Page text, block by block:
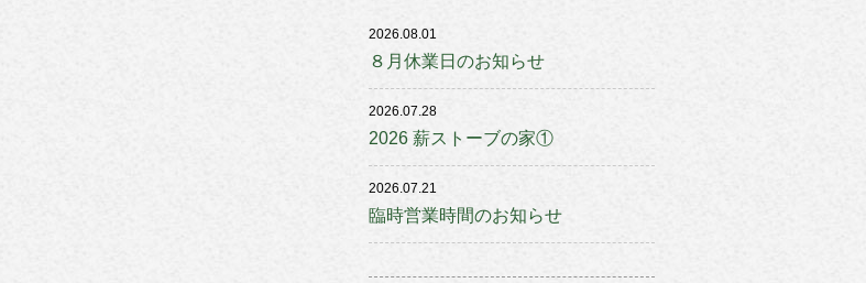
2026.08.01
８月休業日のお知らせ
2026.07.28
2026 薪ストーブの家①
2026.07.21
臨時営業時間のお知らせ